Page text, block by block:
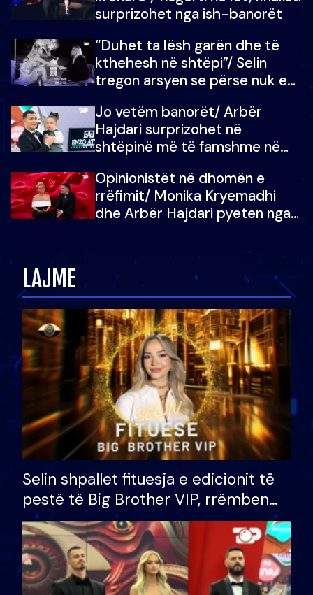
surprizohet nga ish-banorët
“Duhet ta lësh garën dhe të
kthehesh në shtëpi”/ Selin
tregon arsyen se përse nuk e
çoja luftën time deri në fund
Jo vetëm banorët/ Arbër
Hajdari surprizohet në
shtëpinë më të famshme në
vajzën e tij
Opinionistët në dhomën e
rrëfimit/ Monika Kryemadhi
dhe Arbër Hajdari pyeten nga
zëvendësonit njëri-tjetrin?
LAJME
Selin shpallet fituesja e edicionit të
pestë të Big Brother VIP, rrëmben
çmimin e madh prej 100 mijë eurosh